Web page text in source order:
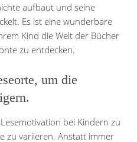
aufbaut und seine
Es ist eine wunderbare
Kind die Welt der Bücher
zu entdecken.
um die
bei Kindern zu
zu variieren. Anstatt immer